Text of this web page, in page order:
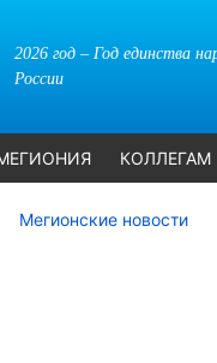
2026 год – Год единства
России
КОЛЛЕГАМ
Мегионские новости